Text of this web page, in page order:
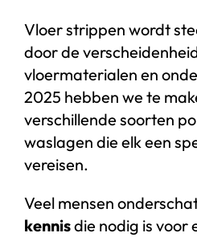
Vloer strippen wordt
door de
vloermaterialen en
2025 hebben we te
verschillende soorten
waslagen die elk een
vereisen.
Veel mensen
kennisdie nodig is voor